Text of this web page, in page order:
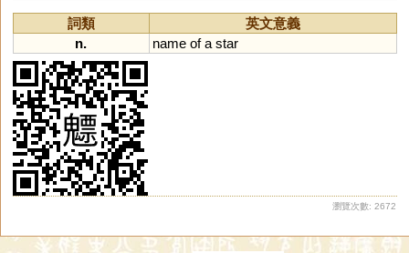
詞類
英文意義
n.
name of a star
瀏覽次數: 2672